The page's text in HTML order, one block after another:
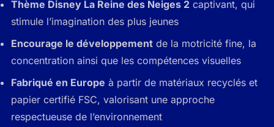
Thème Disney La Reine des Neiges 2 captivant, qui
stimule l’imagination des plus jeunes
Encourage le développement de la motricité fine, la
concentration ainsi que les compétences visuelles
Fabriqué en Europe à partir de matériaux recyclés et
papier certifié FSC, valorisant une approche
respectueuse de l’environnement